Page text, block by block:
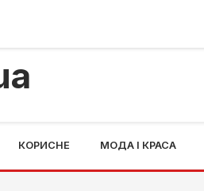
серверного розміщення
КОРИСНЕ МОДА І КРАСА